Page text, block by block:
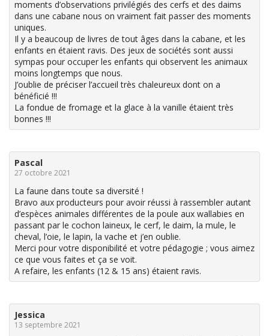
moments d’observations privilégiés des cerfs et des daims
dans une cabane nous on vraiment fait passer des moments
uniques.
Il y a beaucoup de livres de tout âges dans la cabane, et les
enfants en étaient ravis. Des jeux de sociétés sont aussi
sympas pour occuper les enfants qui observent les animaux
moins longtemps que nous.
J’oublie de préciser l’accueil très chaleureux dont on a
bénéficié !!!
La fondue de fromage et la glace à la vanille étaient très
bonnes !!!
Pascal
27 octobre 2021
La faune dans toute sa diversité !
Bravo aux producteurs pour avoir réussi à rassembler autant
d’espèces animales différentes de la poule aux wallabies en
passant par le cochon laineux, le cerf, le daim, la mule, le
cheval, l’oie, le lapin, la vache et j’en oublie.
Merci pour votre disponibilité et votre pédagogie ; vous aimez
ce que vous faites et ça se voit.
A refaire, les enfants (12 & 15 ans) étaient ravis.
Jessica
13 septembre 2021